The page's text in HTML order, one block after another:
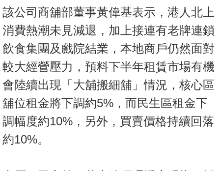
該公司商舖部董事黃偉基表示，港人北上
消費熱潮未見減退，加上接連有老牌連鎖
飲食集團及戲院結業，本地商戶仍然面對
較大經營壓力，預料下半年租賃市場有機
會陸續出現「大舖搬細舖」情況，核心區
舖位租金將下調約5%，而民生區租金下
調幅度約10%，另外，買賣價格持續回落
約10%。